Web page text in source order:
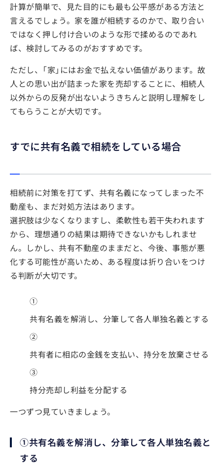
計算が簡単で、見た目的にも最も公平感がある方法と
言えるでしょう。家を誰が相続するのかで、取り合い
ではなく押し付け合いのような形で揉めるのであれ
ば、検討してみるのがおすすめです。
ただし、「家」にはお金で払えない価値があります。故
人との思い出が詰まった家を売却することに、相続人
以外からの反発が出ないようきちんと説明し理解をし
てもらうことが大切です。
すでに共有名義で相続をしている場合
相続前に対策を打てず、共有名義になってしまった不
動産も、まだ対処方法はあります。
選択肢は少なくなりますし、柔軟性も若干失われます
から、理想通りの結果は期待できないかもしれませ
ん。しかし、共有不動産のままだと、今後、事態が悪
化する可能性が高いため、ある程度は折り合いをつけ
る判断が大切です。
①
共有名義を解消し、分筆して各人単独名義とする
②
共有者に相応の金銭を支払い、持分を放棄させる
③
持分売却し利益を分配する
一つずつ見ていきましょう。
①共有名義を解消し、分筆して各人単独名義と
する